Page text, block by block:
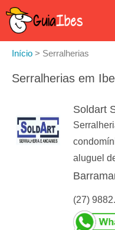
Início > Serralherias
Serralherias em
Soldart
aluguel
(27)